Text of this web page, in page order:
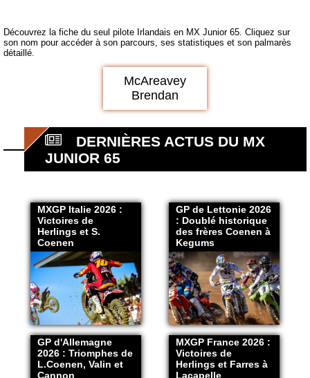
Découvrez la fiche du seul pilote Irlandais en MX Junior 65. Cliquez sur
son nom pour accéder à son parcours, ses statistiques et son palmarès
détaillé.
McAreavey
Brendan
DERNIÈRES ACTUS DU MX
JUNIOR 65
MXGP Italie 2026 :
Victoires de
Herlings et S.
Coenen
GP de Lettonie 2026
: Doublé historique
des frères Coenen à
Kegums
GP d'Allemagne
2026 : Triomphes de
L.Coenen, Valin et
Cannon
MXGP France 2026 :
Victoires de
Herlings et Farres à
Lacapelle